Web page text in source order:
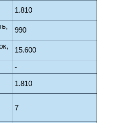
1.810
990
15.600
-
1.810
7